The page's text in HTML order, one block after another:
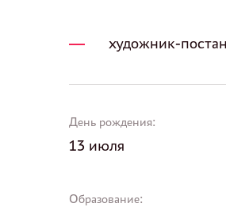
художник-
День рождения:
13 июля
Образование: